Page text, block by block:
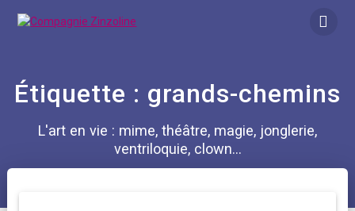
Étiquette : grands-chemins
L'art en vie : mime, théâtre, magie, jonglerie,
ventriloquie, clown...